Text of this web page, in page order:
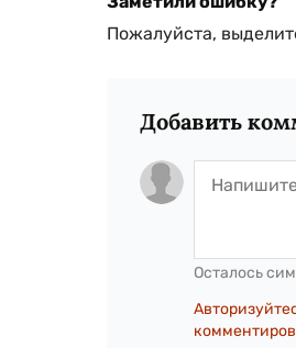
Пожалуйста,
Добавить
Осталось